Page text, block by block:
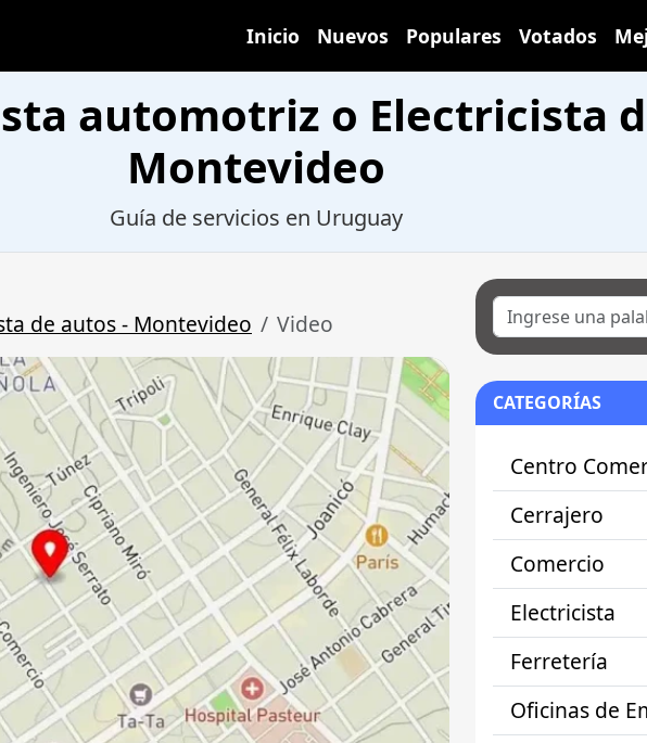
Inicio Nuevos Populares Votados
automotriz o Electricista
Montevideo
Guía de servicios en Uruguay
de autos - Montevideo
Video
CATEGORÍAS
Centro
Cerrajero
Comercio
Electricista
Ferretería
Oficinas de